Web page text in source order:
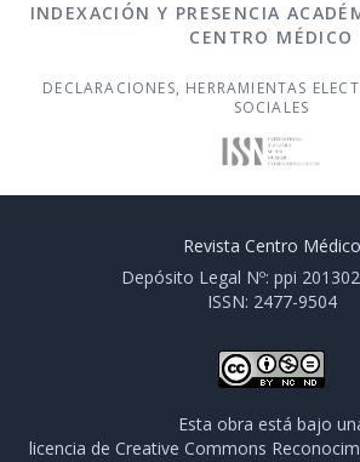
INDEXACIÓN Y PRESENCIA
CENTRO MÉDICO
DECLARACIONES, HERRAMIENTAS
SOCIALES
Revista Centro Médico
Depósito Legal Nº: ppi
ISSN: 2477-9504
Esta obra está bajo
licencia de Creative Commons